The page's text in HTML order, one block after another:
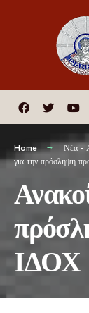
Home Νέα -
για την πρόσληψη
ΙΔΟΧ